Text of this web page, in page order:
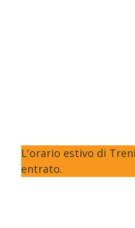
L'orario estivo di
entrato.